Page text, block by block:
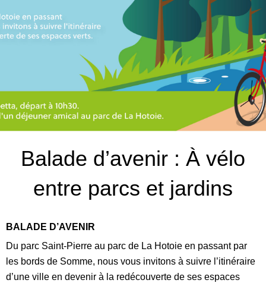
Balade d’avenir : À vélo
entre parcs et jardins
BALADE D’AVENIR
Du parc Saint-Pierre au parc de La Hotoie en passant par
les bords de Somme, nous vous invitons à suivre l’itinéraire
d’une ville en devenir à la redécouverte de ses espaces